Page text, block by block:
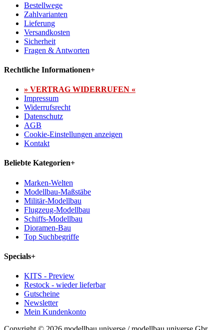
Bestellwege
Zahlvarianten
Lieferung
Versandkosten
Sicherheit
Fragen & Antworten
Rechtliche Informationen+
» VERTRAG WIDERRUFEN «
Impressum
Widerrufsrecht
Datenschutz
AGB
Cookie-Einstellungen anzeigen
Kontakt
Beliebte Kategorien+
Marken-Welten
Modellbau-Maßstäbe
Militär-Modellbau
Flugzeug-Modellbau
Schiffs-Modellbau
Dioramen-Bau
Top Suchbegriffe
Specials+
KITS - Preview
Restock - wieder lieferbar
Gutscheine
Newsletter
Mein Kundenkonto